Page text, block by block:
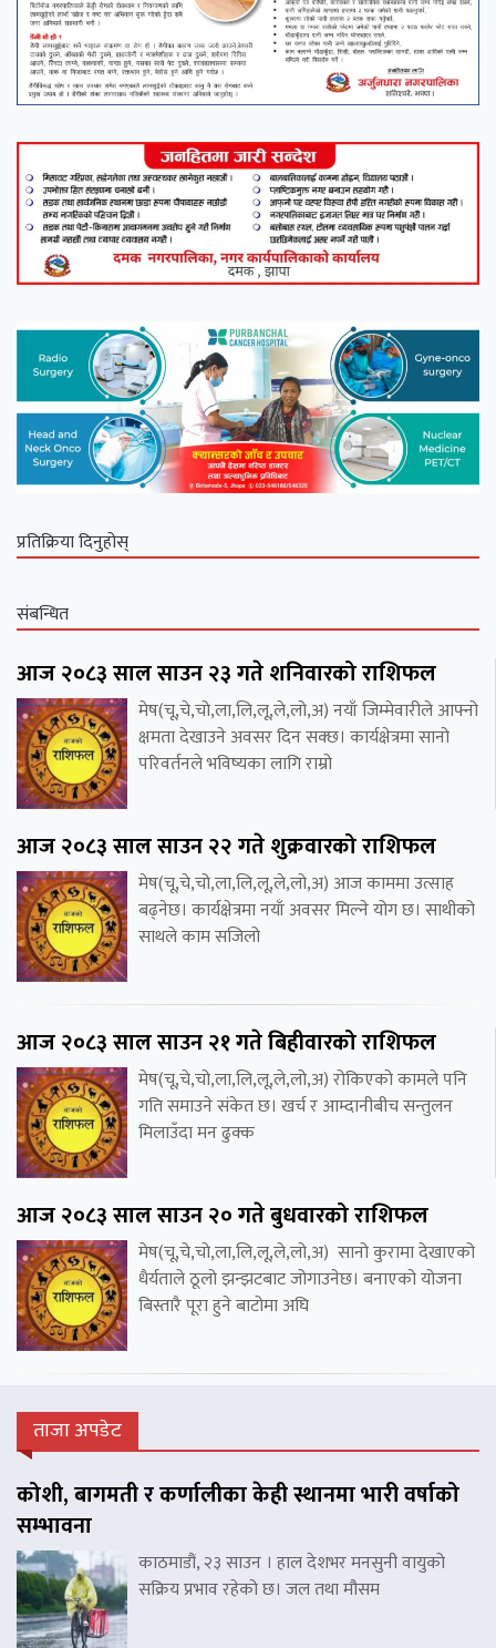
प्रतिक्रिया दिनुहोस्
संबन्धित
आज २०८३ साल साउन २३ गते शनिवारको राशिफल
मेष(चू,चे,चो,ला,लि,लू,ले,लो,अ) नयाँ जिम्मेवारीले आफ्नो
क्षमता देखाउने अवसर दिन सक्छ। कार्यक्षेत्रमा सानो
परिवर्तनले भविष्यका लागि राम्रो
आज २०८३ साल साउन २२ गते शुक्रवारको राशिफल
मेष(चू,चे,चो,ला,लि,लू,ले,लो,अ) आज काममा उत्साह
बढ्नेछ। कार्यक्षेत्रमा नयाँ अवसर मिल्ने योग छ। साथीको
साथले काम सजिलो
आज २०८३ साल साउन २१ गते बिहीवारको राशिफल
मेष(चू,चे,चो,ला,लि,लू,ले,लो,अ) रोकिएको कामले पनि
गति समाउने संकेत छ। खर्च र आम्दानीबीच सन्तुलन
मिलाउँदा मन ढुक्क
आज २०८३ साल साउन २० गते बुधवारको राशिफल
मेष(चू,चे,चो,ला,लि,लू,ले,लो,अ) सानो कुरामा देखाएको
धैर्यताले ठूलो झन्झटबाट जोगाउनेछ। बनाएको योजना
बिस्तारै पूरा हुने बाटोमा अघि
ताजा अपडेट
कोशी, बागमती र कर्णालीका केही स्थानमा भारी वर्षाको
सम्भावना
काठमाडौं, २३ साउन । हाल देशभर मनसुनी वायुको
सक्रिय प्रभाव रहेको छ। जल तथा मौसम